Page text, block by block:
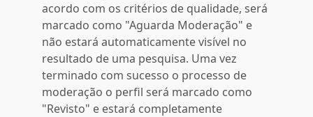
acordo com os critérios de qualidade, será
marcado como "Aguarda Moderação" e
não estará automaticamente visível no
resultado de uma pesquisa. Uma vez
terminado com sucesso o processo de
moderação o perfil será marcado como
"Revisto" e estará completamente